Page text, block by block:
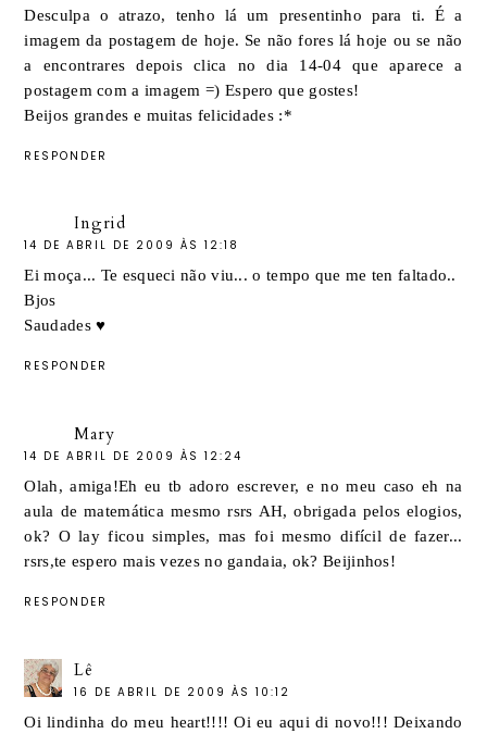
Desculpa o atrazo, tenho lá um presentinho para ti. É a
imagem da postagem de hoje. Se não fores lá hoje ou se não
a encontrares depois clica no dia 14-04 que aparece a
postagem com a imagem =) Espero que gostes!
Beijos grandes e muitas felicidades :*
RESPONDER
Ingrid
14 DE ABRIL DE 2009 ÀS 12:18
Ei moça... Te esqueci não viu... o tempo que me ten faltado..
Bjos
Saudades ♥
RESPONDER
Mary
14 DE ABRIL DE 2009 ÀS 12:24
Olah, amiga!Eh eu tb adoro escrever, e no meu caso eh na
aula de matemática mesmo rsrs AH, obrigada pelos elogios,
ok? O lay ficou simples, mas foi mesmo difícil de fazer...
rsrs,te espero mais vezes no gandaia, ok? Beijinhos!
RESPONDER
Lê
16 DE ABRIL DE 2009 ÀS 10:12
Oi lindinha do meu heart!!!! Oi eu aqui di novo!!! Deixando